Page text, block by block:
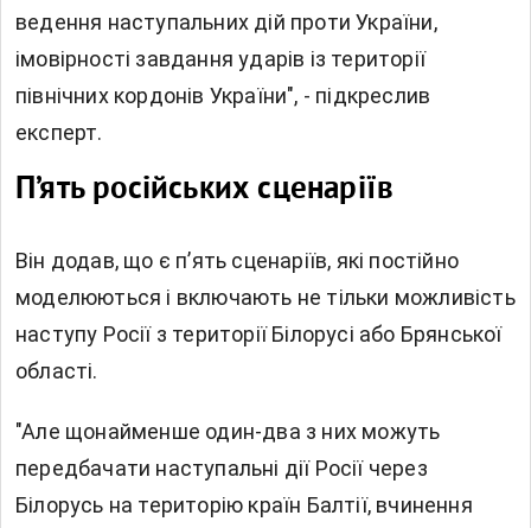
ведення наступальних дій проти України,
імовірності завдання ударів із території
північних кордонів України", - підкреслив
експерт.
П’ять російських сценаріїв
Він додав, що є п’ять сценаріїв, які постійно
моделюються і включають не тільки можливість
наступу Росії з території Білорусі або Брянської
області.
"Але щонайменше один-два з них можуть
передбачати наступальні дії Росії через
Білорусь на територію країн Балтії, вчинення